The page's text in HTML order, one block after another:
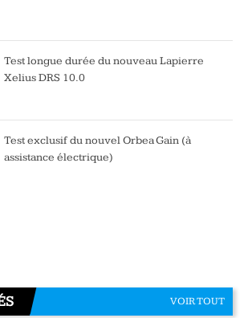
Test longue durée du nouveau Lapierre
Xelius DRS 10.0
Test exclusif du nouvel Orbea Gain (à
assistance électrique)
VOIR TOUT